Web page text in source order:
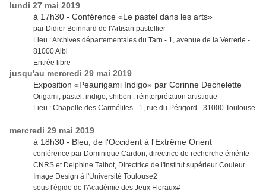
lundi 27 mai 2019
à 17h30 - Conférence «Le pastel dans les arts»
par Didier Boinnard de l'Artisan pastellier
Lieu : Archives départementales du Tarn - 1, avenue de la Verrerie -
81000 Albi
Entrée libre
jusqu'au mercredi 29 mai 2019
Exposition «Peaurigami Indigo» par Corinne Dechelette
Origami, pastel, indigo, shibori : réinterprétation artistique
Lieu : Chapelle des Carmélites - 1, rue du Périgord - 31000 Toulouse
mercredi 29 mai 2019
à 18h30 - Bleu, de l'Occident à l'Extrême Orient
conférence par Dominique Cardon, directrice de recherche émérite
CNRS et Delphine Talbot, Directrice de l'Institut supérieur Couleur
Image Design à l'Université Toulouse2
sous l'égide de l'Académie des Jeux Floraux#